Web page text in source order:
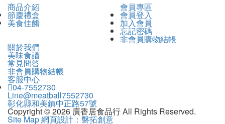
商品介紹
節慶禮盒
美食佳餚
會員專區
會員登入
加入會員
忘記密碼
非會員購物結帳
關於我們
美味食譜
常見問答
非會員購物結帳
客服中心
04-7552730
Line@meatball7552730
彰化縣和美鎮中正路57號
Copyright © 2026 廣香居食品行 All Rights Reserved.
Site Map網頁設計：磐拓創意